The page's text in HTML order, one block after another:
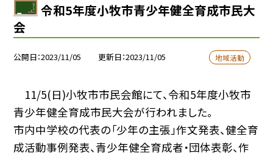
令和5年度小牧市青少年健全育成市民大
会
公開日 2023/11/05 更新日 2023/11/05 地域活動
11/5(日)小牧市市民会館にて、令和5年度小牧市
青少年健全育成市民大会が行われました。
市内中学校の代表の「少年の主張」作文発表、健全育
成活動事例発表、青少年健全育成者・団体表彰、作